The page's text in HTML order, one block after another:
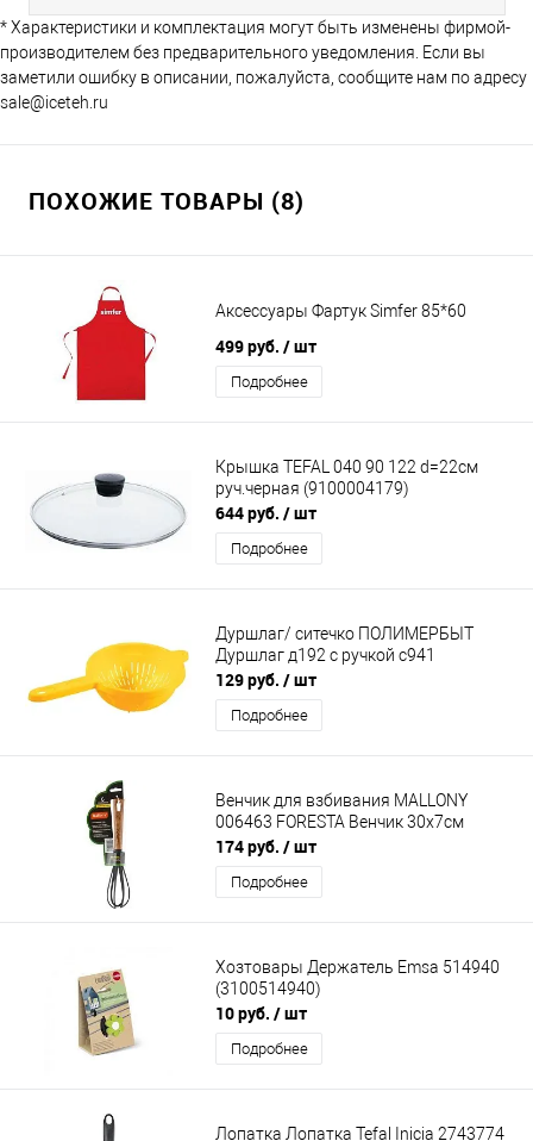
* Характеристики и комплектация могут быть изменены фирмой-
производителем без предварительного уведомления. Если вы
заметили ошибку в описании, пожалуйста, сообщите нам по адресу
sale@iceteh.ru
ПОХОЖИЕ ТОВАРЫ (8)
Аксессуары Фартук Simfer 85*60
499 руб. / шт
Подробнее
Крышка TEFAL 040 90 122 d=22см
руч.черная (9100004179)
644 руб. / шт
Подробнее
Дуршлаг/ ситечко ПОЛИМЕРБЫТ
Дуршлаг д192 c ручкой с941
129 руб. / шт
Подробнее
Венчик для взбивания MALLONY
006463 FORESTA Венчик 30х7см
174 руб. / шт
Подробнее
Хозтовары Держатель Emsa 514940
(3100514940)
10 руб. / шт
Подробнее
Лопатка Лопатка Tefal Inicia 2743774